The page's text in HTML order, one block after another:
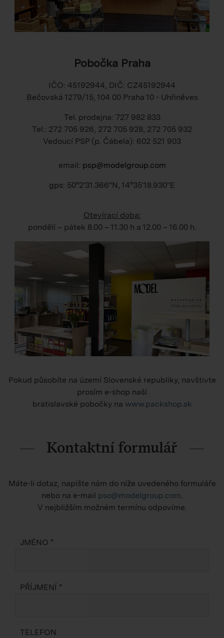
Pobočka Praha
IČO: 45192944, DIČ: CZ45192944
Bečovská 1279/15, 104 00 Praha 10 - Uhřiněves
Tel. prodejna: 727 982 833
Tel.: 272 705 926, 272 705 928, 272 705 932
Vedoucí PSP (p. Čábela): 602 521 903
email: psp@modelgroup.com
gps: 50°2'31.366"N, 14°35'18.930"E
Otevírací doba:
pondělí – pátek 8.00 – 11.30 h a 12.00 – 16.00 h
Pokud působíte na území Slovenské republiky, navštivte
prosím e-shop naší
bratislavské pobočky na www.packshop.sk
Kontaktní formulář
Máte-li dotaz, napište nám do níže uvedeného formuláře
nebo na e-mail pso@modelgroup.com
V nejbližším možném termínu odpovíme.
JMÉNO *
PŘÍJMENÍ *
TELEFON